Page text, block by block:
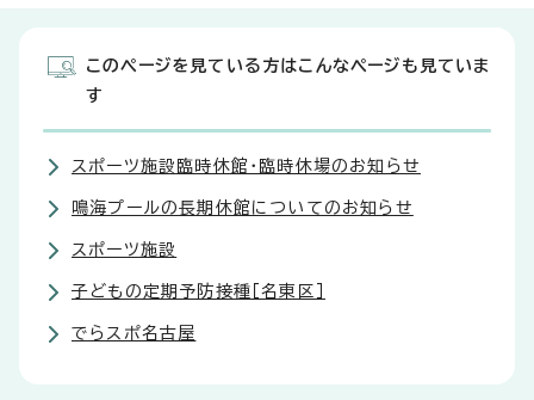
このページを見ている方はこんなページも見ていま
す
スポーツ施設臨時休館・臨時休場のお知らせ
鳴海プールの長期休館についてのお知らせ
スポーツ施設
子どもの定期予防接種［名東区］
でらスポ名古屋